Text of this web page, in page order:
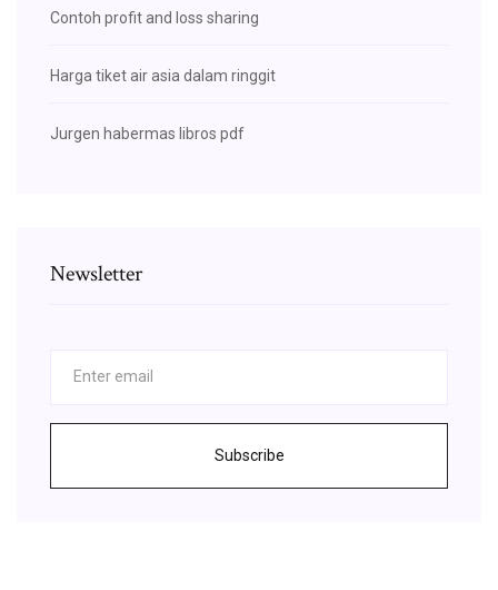
Contoh profit and loss sharing
Harga tiket air asia dalam ringgit
Jurgen habermas libros pdf
Newsletter
Subscribe